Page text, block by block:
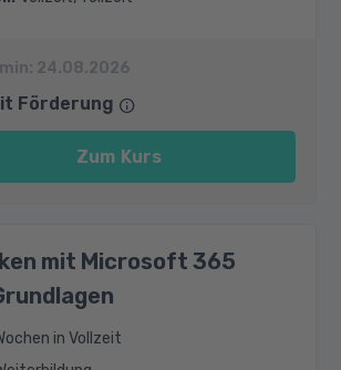
24.08.2026
Förderung
Zum Kurs
mit Microsoft 365
in Vollzeit